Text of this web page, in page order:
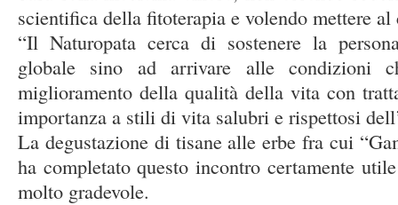
scientifica della fitoterapia e volendo mettere al
“Il Naturopata cerca di sostenere la
globale sino ad arrivare alle condizioni
miglioramento della qualità della vita con
importanza a stili di vita salubri e rispettosi
La degustazione di tisane alle erbe fra cui
ha completato questo incontro certamente
molto gradevole.